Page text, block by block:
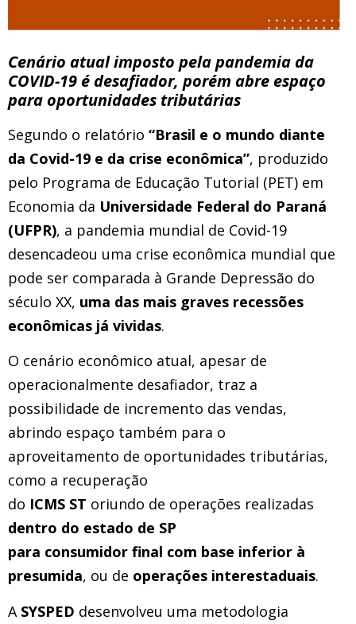
Cenário atual imposto pela pandemia da
COVID-19 é desafiador, porém abre espaço
para oportunidades tributárias
Segundo o relatório “Brasil e o mundo diante
da Covid-19 e da crise econômica”, produzido
pelo Programa de Educação Tutorial (PET) em
Economia da Universidade Federal do Paraná
(UFPR), a pandemia mundial de Covid-19
desencadeou uma crise econômica mundial que
pode ser comparada à Grande Depressão do
século XX, uma das mais graves recessões
econômicas já vividas.
O cenário econômico atual, apesar de
operacionalmente desafiador, traz a
possibilidade de incremento das vendas,
abrindo espaço também para o
aproveitamento de oportunidades tributárias,
como a recuperação
do ICMS ST oriundo de operações realizadas
dentro do estado de SP
para consumidor final com base inferior à
presumida, ou de operações interestaduais.
A SYSPED desenvolveu uma metodologia